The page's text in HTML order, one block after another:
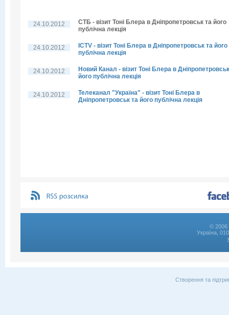
24.10.2012
СТБ - візит Тоні Блера в Дніпропетровськ та його
публічна лекція
24.10.2012
ICTV - візит Тоні Блера в Дніпропетровськ та його
публічна лекція
24.10.2012
Новий Канал - візит Тоні Блера в
його публічна лекція
24.10.2012
Телеканал "Україна" - візит Тоні Блера в
Дніпропетровськ та його публічна лекція
© 2006
Україна,
Створення та